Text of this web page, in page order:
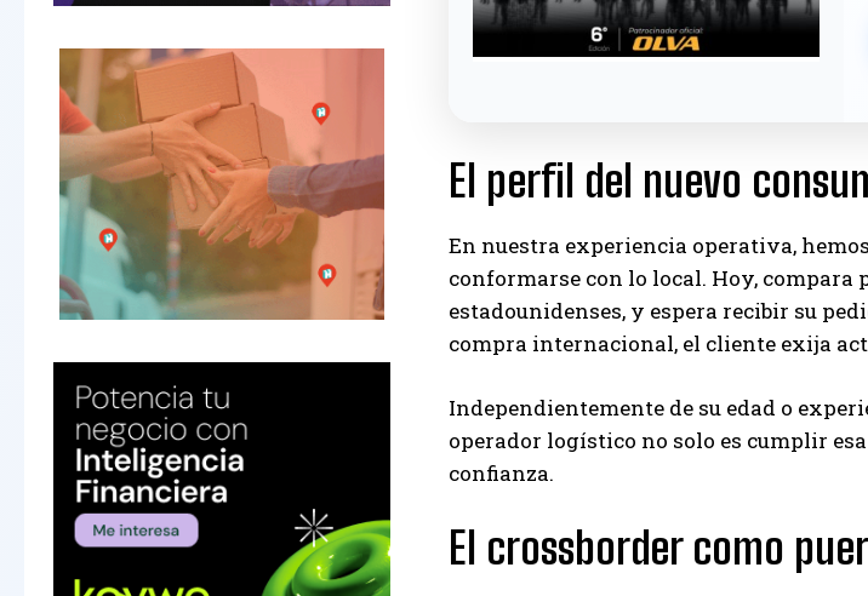
El perfil del nuevo
En nuestra experiencia operativa,
conformarse con lo local. Hoy,
estadounidenses, y espera recibir su
compra internacional, el cliente exija
Independientemente de su edad o
operador logístico no solo es cumplir
confianza.
El crossborder como